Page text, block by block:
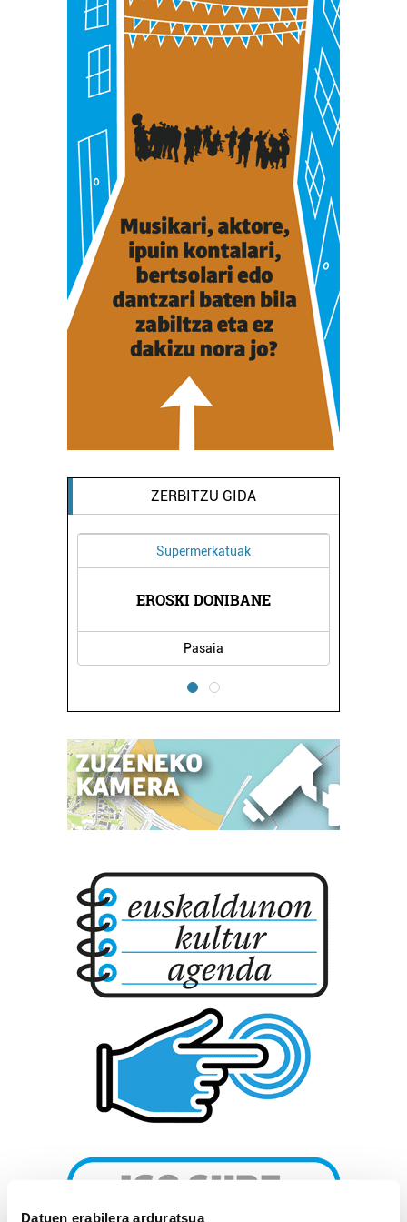
Datuen erabilera arduratsua
ZERBITZU GIDA
Supermerkatuak
EROSKI DONIBANE
Pasaia